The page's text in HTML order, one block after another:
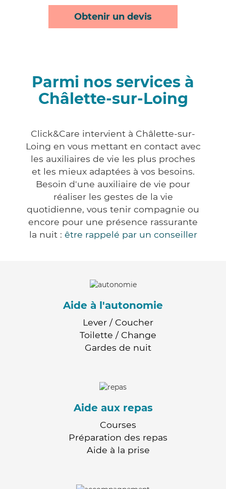
Obtenir un devis
Parmi nos services à
Châlette-sur-Loing
Click&Care intervient à Châlette-sur-
Loing en vous mettant en contact avec
les auxiliaires de vie les plus proches
et les mieux adaptées à vos besoins.
Besoin d'une auxiliaire de vie pour
réaliser les gestes de la vie
quotidienne, vous tenir compagnie ou
encore pour une présence rassurante
la nuit : être rappelé par un conseiller
Aide à l'autonomie
Lever / Coucher
Toilette / Change
Gardes de nuit
Aide aux repas
Courses
Préparation des repas
Aide à la prise